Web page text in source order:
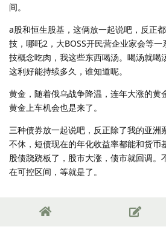
间。
a股和恒生股基，这俩放一起说吧，反正
技，哪吒2，大BOSS开民营企业家会等
技概念吃肉，我这些东西喝汤。喝汤就喝
这利好能持续多久，谁知道呢。
黄金，随着俄乌战争降温，连年大涨的黄
黄金上车机会也是来了。
三种债券放一起说吧，反正除了我的亚洲
不休，短债现在的年化收益率都能和货币
股债跷跷板了，股市大涨，债市就回调。
在可控区间，等就是了。
南七第一深情